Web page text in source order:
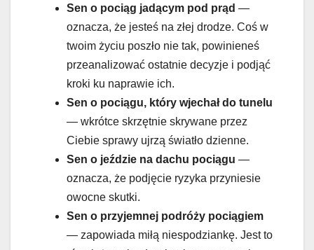
Sen o pociąg jadącym pod prąd —
oznacza, że jesteś na złej drodze. Coś w
twoim życiu poszło nie tak, powinieneś
przeanalizować ostatnie decyzje i podjąć
kroki ku naprawie ich.
Sen o pociągu, który wjechał do tunelu
— wkrótce skrzętnie skrywane przez
Ciebie sprawy ujrzą światło dzienne.
Sen o jeździe na dachu pociągu —
oznacza, że podjęcie ryzyka przyniesie
owocne skutki.
Sen o przyjemnej podróży pociągiem
— zapowiada miłą niespodziankę. Jest to